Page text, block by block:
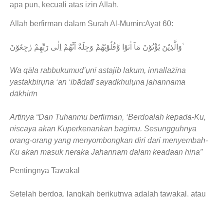
apa pun, kecuali atas izin Allah.
Allah berfirman dalam Surah Al-Mumin:Ayat 60:
وَالَّذِيْنَ يُؤْتُوْنَ مَآ اٰتَوْا وَّقُلُوْبُهُمْ وَجِلَةٌ اَنَّهُمْ اِلٰى رَبِّهِمْ رٰجِعُوْنَ ۙ
Wa qāla rabbukumud’ụnī astajib lakum, innallażīna
yastakbirụna ‘an ‘ibādatī sayadkhulụna jahannama
dākhirīn
Artinya “Dan Tuhanmu berfirman, ‘Berdoalah kepada-Ku,
niscaya akan Kuperkenankan bagimu. Sesungguhnya
orang-orang yang menyombongkan diri dari menyembah-
Ku akan masuk neraka Jahannam dalam keadaan hina”
Pentingnya Tawakal
Setelah berdoa, langkah berikutnya adalah tawakal, atau